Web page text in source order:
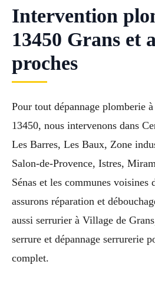
Intervention
13450 Grans et
proches
Pour tout dépannage plomberie
13450, nous intervenons dans
Les Barres, Les Baux, Zone
Salon-de-Provence, Istres,
Sénas et les communes voisines
assurons réparation et
aussi serrurier à Village de
serrure et dépannage serrurerie
complet.